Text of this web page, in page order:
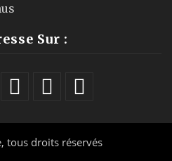
Sur :
, tous droits réservés